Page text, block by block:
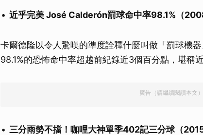
近乎完美 José Calderón罰球命中率98.1%（
卡爾德隆以令人驚嘆的準度詮釋什麼叫做「罰球機
98.1%的恐怖命中率超越前紀錄近3個百分點，堪稱
廣告（請繼續閱讀本文）
三分雨勢不擋！咖哩大神單季402記三分球（